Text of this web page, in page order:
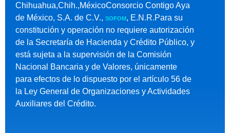
Chihuahua,Chih.,MéxicoConsorcio Contigo Aya
de México, S.A. de C.V., SOFOM, E.N.R.Para su
constitución y operación no requiere autorización
de la Secretaría de Hacienda y Crédito Público, y
está sujeta a la supervisión de la Comisión
Nacional Bancaria y de Valores, únicamente
para efectos de lo dispuesto por el artículo 56 de
la Ley General de Organizaciones y Actividades
Auxiliares del Crédito.